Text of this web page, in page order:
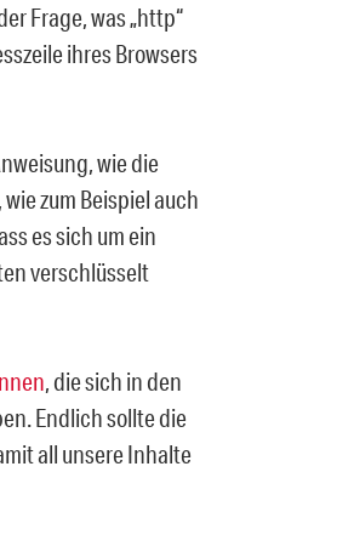
Frage, was „http“
ihres Browsers
wie die
zum Beispiel auch
es sich um ein
verschlüsselt
, die sich in den
Endlich sollte die
all unsere Inhalte